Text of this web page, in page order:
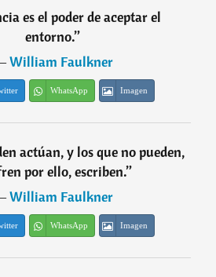
es el poder de aceptar el
entorno.”
William Faulkner
WhatsApp Imagen
actúan, y los que no pueden,
por ello, escriben.”
William Faulkner
WhatsApp Imagen